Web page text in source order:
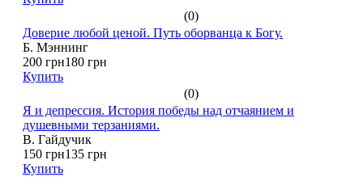
(0)
Доверие любой ценой. Путь оборванца к Богу.
Б. Мэннинг
200 грн180 грн
Купить
(0)
Я и депрессия. История победы над отчаянием и
душевными терзаниями.
В. Гайдучик
150 грн135 грн
Купить